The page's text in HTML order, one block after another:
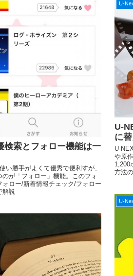
検索とフォロー機能は一
い勝手がよくて優秀で便利すが、
が「フォロー」機能。このフォ
ロー/新着情報チェック/フォロー
解説
U-
U-
に
U-
や原
1,200
方法
U-